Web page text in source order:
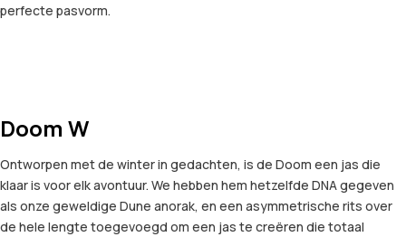
perfecte pasvorm.
Doom W
Ontworpen met de winter in gedachten, is de Doom een jas die
klaar is voor elk avontuur. We hebben hem hetzelfde DNA gegeven
als onze geweldige Dune anorak, en een asymmetrische rits over
de hele lengte toegevoegd om een jas te creëren die totaal